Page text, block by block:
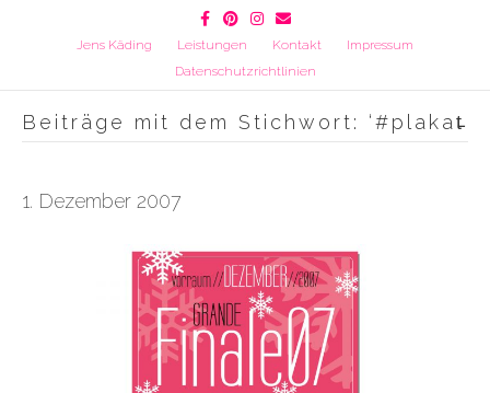
FacebookPinterestInstagram
Email
Jens Käding Leistungen Kontakt
Impressum
Datenschutzrichtlinien
Beiträge mit dem Stichwort: ‘#plakat̵
1. Dezember 2007